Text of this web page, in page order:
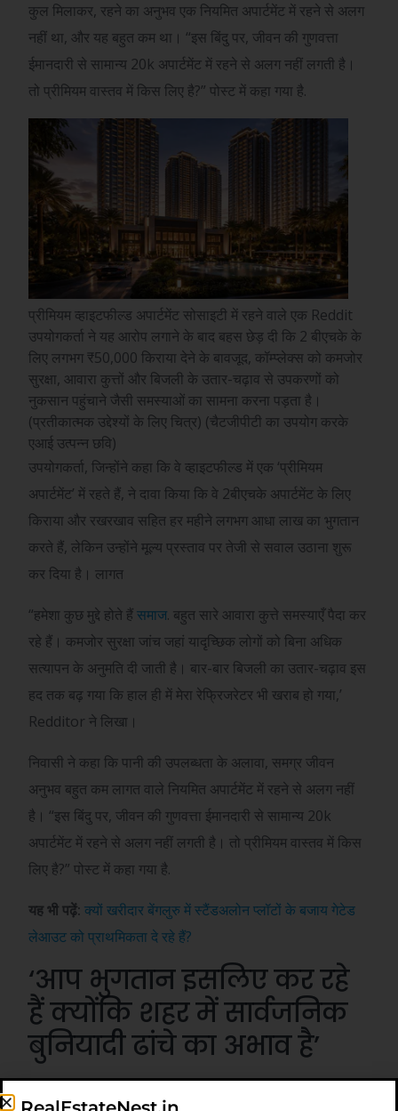
कुल मिलाकर, रहने का अनुभव एक नियमित अपार्टमेंट में रहने से अलग
नहीं था, और यह बहुत कम था। “इस बिंदु पर, जीवन की गुणवत्ता
ईमानदारी से सामान्य 20k अपार्टमेंट में रहने से अलग नहीं लगती है।
तो प्रीमियम वास्तव में किस लिए है?” पोस्ट में कहा गया है.
प्रीमियम व्हाइटफील्ड अपार्टमेंट सोसाइटी में रहने वाले एक Reddit
उपयोगकर्ता ने यह आरोप लगाने के बाद बहस छेड़ दी कि 2 बीएचके के
लिए लगभग ₹50,000 किराया देने के बावजूद, कॉम्प्लेक्स को कमजोर
सुरक्षा, आवारा कुत्तों और बिजली के उतार-चढ़ाव से उपकरणों को
नुकसान पहुंचाने जैसी समस्याओं का सामना करना पड़ता है।
(प्रतीकात्मक उद्देश्यों के लिए चित्र) (चैटजीपीटी का उपयोग करके
एआई उत्पन्न छवि)
उपयोगकर्ता, जिन्होंने कहा कि वे व्हाइटफील्ड में एक ‘प्रीमियम
अपार्टमेंट’ में रहते हैं, ने दावा किया कि वे 2बीएचके अपार्टमेंट के लिए
किराया और रखरखाव सहित हर महीने लगभग आधा लाख का भुगतान
करते हैं, लेकिन उन्होंने मूल्य प्रस्ताव पर तेजी से सवाल उठाना शुरू
कर दिया है। लागत
“हमेशा कुछ मुद्दे होते हैंसमाज. बहुत सारे आवारा कुत्ते समस्याएँ पैदा कर
रहे हैं। कमजोर सुरक्षा जांच जहां यादृच्छिक लोगों को बिना अधिक
सत्यापन के अनुमति दी जाती है। बार-बार बिजली का उतार-चढ़ाव इस
हद तक बढ़ गया कि हाल ही में मेरा रेफ्रिजरेटर भी खराब हो गया,’
Redditor ने लिखा।
निवासी ने कहा कि पानी की उपलब्धता के अलावा, समग्र जीवन
अनुभव बहुत कम लागत वाले नियमित अपार्टमेंट में रहने से अलग नहीं
है। “इस बिंदु पर, जीवन की गुणवत्ता ईमानदारी से सामान्य 20k
अपार्टमेंट में रहने से अलग नहीं लगती है। तो प्रीमियम वास्तव में किस
लिए है?” पोस्ट में कहा गया है.
यह भी पढ़ें: क्यों खरीदार बेंगलुरु में स्टैंडअलोन प्लॉटों के बजाय गेटेड
लेआउट को प्राथमिकता दे रहे हैं?
‘आप भुगतान इसलिए कर रहे
हैं क्योंकि शहर में सार्वजनिक
बुनियादी ढांचे का अभाव है’